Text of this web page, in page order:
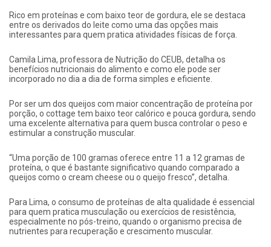
Rico em proteínas e com baixo teor de gordura, ele se destaca
entre os derivados do leite como uma das opções mais
interessantes para quem pratica atividades físicas de força.
Camila Lima, professora de Nutrição do CEUB, detalha os
benefícios nutricionais do alimento e como ele pode ser
incorporado no dia a dia de forma simples e eficiente.
Por ser um dos queijos com maior concentração de proteína por
porção, o cottage tem baixo teor calórico e pouca gordura, sendo
uma excelente alternativa para quem busca controlar o peso e
estimular a construção muscular.
“Uma porção de 100 gramas oferece entre 11 a 12 gramas de
proteína, o que é bastante significativo quando comparado a
queijos como o cream cheese ou o queijo fresco”, detalha.
Para Lima, o consumo de proteínas de alta qualidade é essencial
para quem pratica musculação ou exercícios de resistência,
especialmente no pós-treino, quando o organismo precisa de
nutrientes para recuperação e crescimento muscular.